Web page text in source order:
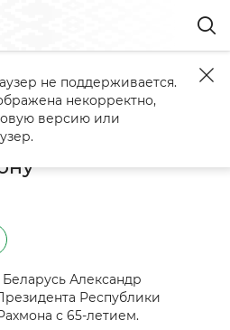
Президенту Республики
Александр
Республики
с 65-летием.
не поддерживается.
некорректно,
версию или